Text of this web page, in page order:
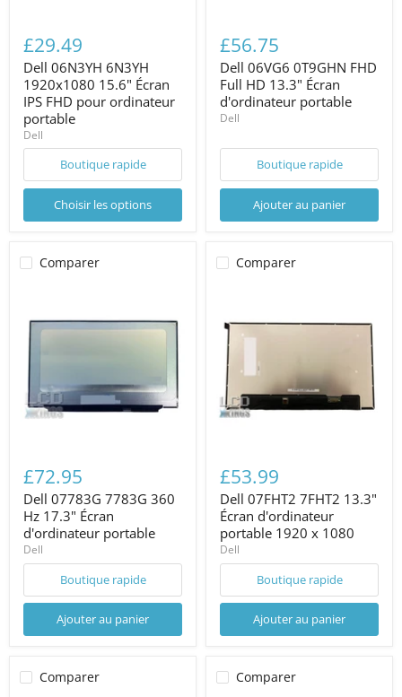
£29.49
Dell 06N3YH 6N3YH
1920x1080 15.6" Écran
IPS FHD pour ordinateur
portable
Dell
Boutique rapide
Choisir les options
£56.75
Dell 06VG6 0T9GHN FHD
Full HD 13.3" Écran
d'ordinateur portable
Dell
Boutique rapide
Ajouter au panier
Comparer
£72.95
Dell 07783G 7783G 360
Hz 17.3" Écran
d'ordinateur portable
Dell
Boutique rapide
Ajouter au panier
Comparer
£53.99
Dell 07FHT2 7FHT2 13.3"
Écran d'ordinateur
portable 1920 x 1080
Dell
Boutique rapide
Ajouter au panier
Comparer Comparer